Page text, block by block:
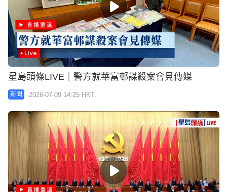
星島頭條LIVE｜警方就華富邨謀殺案會見傳媒
新聞 2026-07-09 14:25 HKT